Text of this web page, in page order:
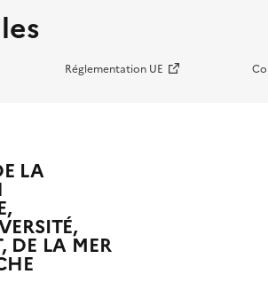
Réglementation UE
LA
DE LA MER